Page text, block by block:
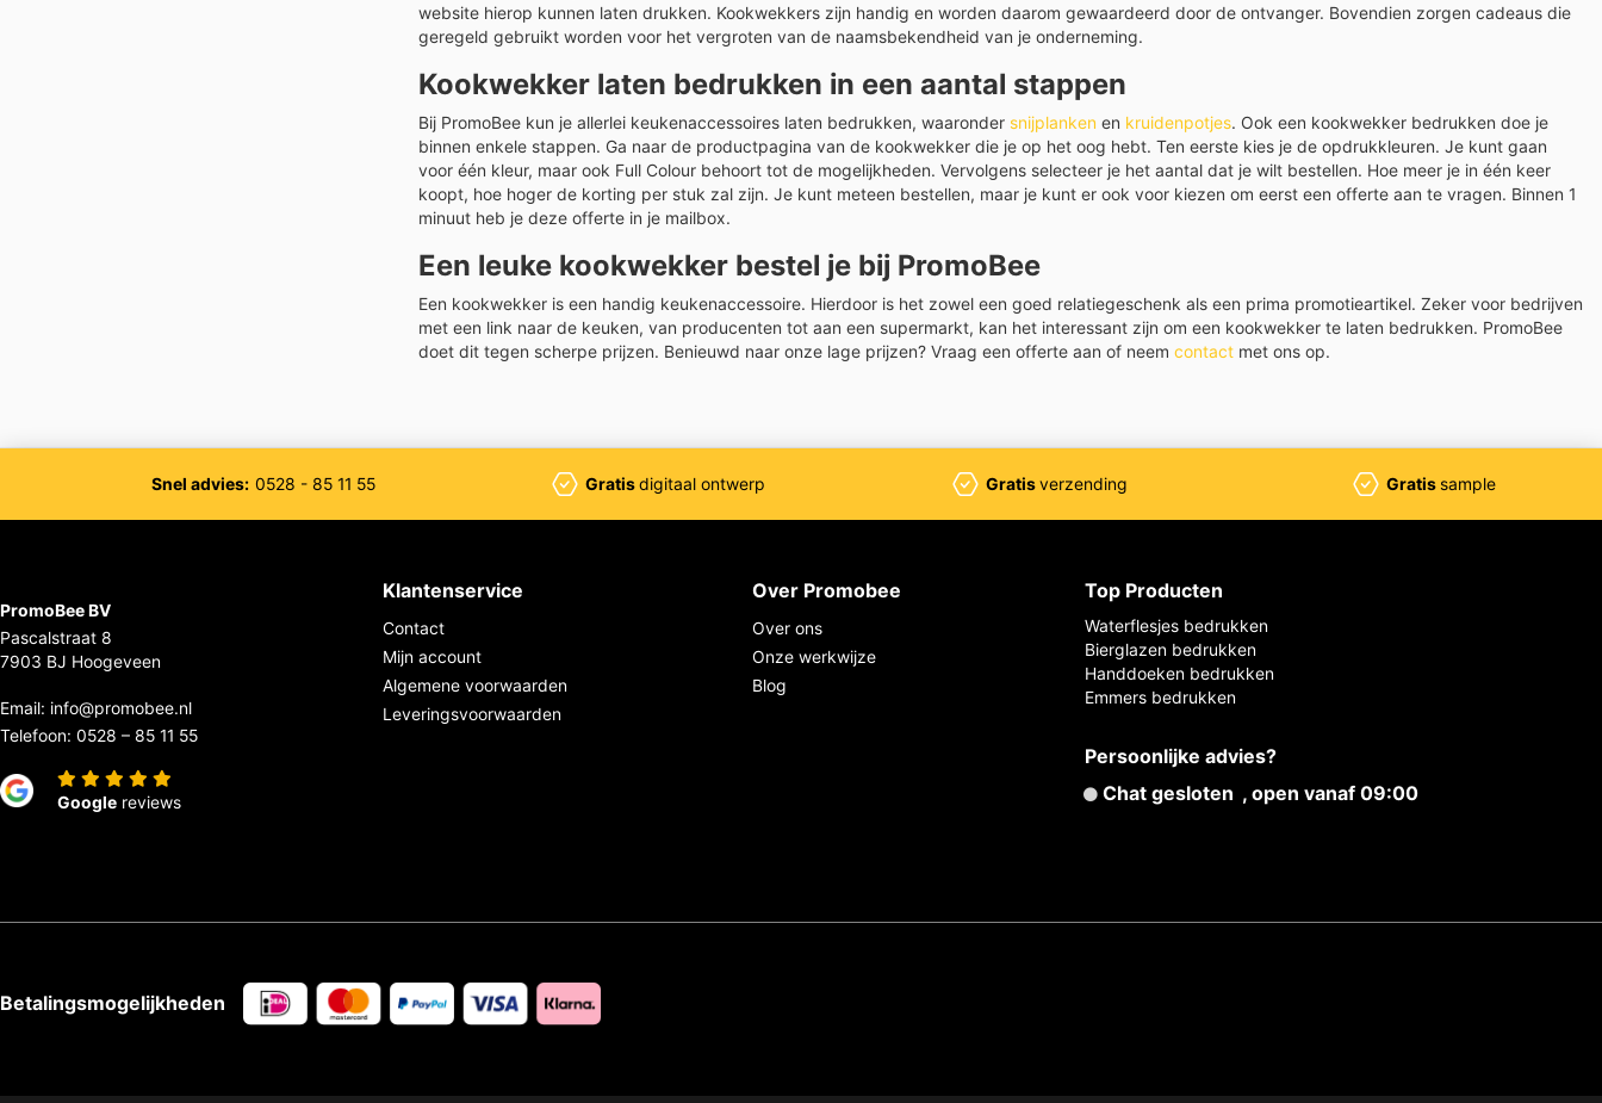
website hierop kunnen laten drukken. Kookwekkers zijn handig en worden daarom gewaardeerd door de ontvanger. Bovendien zorgen cadeaus die
geregeld gebruikt worden voor het vergroten van de naamsbekendheid van je onderneming.
Kookwekker laten bedrukken in een aantal stappen
Bij PromoBee kun je allerlei keukenaccessoires laten bedrukken, waaronder snijplanken en kruidenpotjes. Ook een kookwekker bedrukken doe je
binnen enkele stappen. Ga naar de productpagina van de kookwekker die je op het oog hebt. Ten eerste kies je de opdrukkleuren. Je kunt gaan
voor één kleur, maar ook Full Colour behoort tot de mogelijkheden. Vervolgens selecteer je het aantal dat je wilt bestellen. Hoe meer je in één keer
koopt, hoe hoger de korting per stuk zal zijn. Je kunt meteen bestellen, maar je kunt er ook voor kiezen om eerst een offerte aan te vragen. Binnen 1
minuut heb je deze offerte in je mailbox.
Een leuke kookwekker bestel je bij PromoBee
Een kookwekker is een handig keukenaccessoire. Hierdoor is het zowel een goed relatiegeschenk als een prima promotieartikel. Zeker voor bedrijven
met een link naar de keuken, van producenten tot aan een supermarkt, kan het interessant zijn om een kookwekker te laten bedrukken. PromoBee
doet dit tegen scherpe prijzen. Benieuwd naar onze lage prijzen? Vraag een offerte aan of neem contact met ons op.
Snel advies: 0528 - 85 11 55 Gratisdigitaal ontwerp Gratisverzending Gratissample
PromoBee BV
Pascalstraat 8
7903 BJ Hoogeveen
Email: info@promobee.nl
Telefoon: 0528 – 85 11 55
Google reviews
Klantenservice
Contact
Mijn account
Algemene voorwaarden
Leveringsvoorwaarden
Over Promobee
Over ons
Onze werkwijze
Blog
Top Producten
Waterflesjes bedrukken
Bierglazen bedrukken
Handdoeken bedrukken
Emmers bedrukken
Persoonlijke advies?
Chat gesloten , open vanaf 09:00
Betalingsmogelijkheden